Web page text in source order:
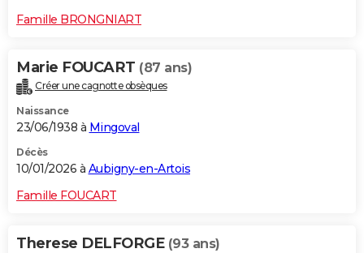
Famille BRONGNIART
Marie FOUCART (87 ans)
Créer une cagnotte obsèques
Naissance
23/06/1938 à Mingoval
Décès
10/01/2026 à Aubigny-en-Artois
Famille FOUCART
Therese DELFORGE (93 ans)